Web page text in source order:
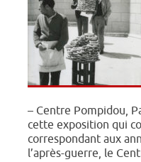
– Centre Pompidou,
cette exposition qui
correspondant aux
l’après-guerre, le